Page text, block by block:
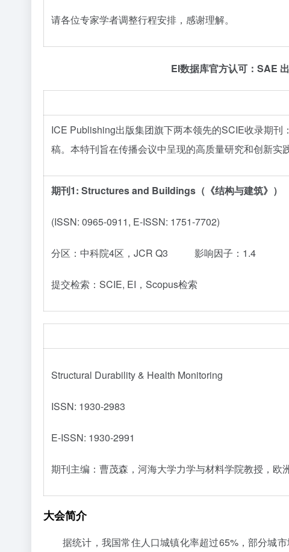
请各位专家学者调整行程安排，感谢理解。
EI数据库官方认可：SAE
ICE Publishing出版集团旗下两本领先的SCIE收录期
稿。本特刊旨在传播会议中呈现的高质量研究和创新实
期刊1: Structures and Buildings（《结构与建筑》）
(ISSN: 0965-0911, E-ISSN: 1751-7702)
分区：中科院4区，JCR Q3 影响因子：1.4
提交检索：SCIE, EI，Scopus检索
Structural Durability & Health Monitoring
ISSN: 1930-2983
E-ISSN: 1930-2991
期刊主编：曹茂森，河海大学力学与材料学院教授，欧
大会简介
据统计，我国常住人口城镇化率超过65%，部分城